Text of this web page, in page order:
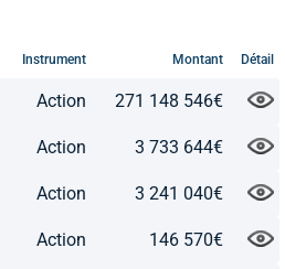
Instrument Montant Détail
Action 271 148 546€
Action 3 733 644€
Action 3 241 040€
Action 146 570€